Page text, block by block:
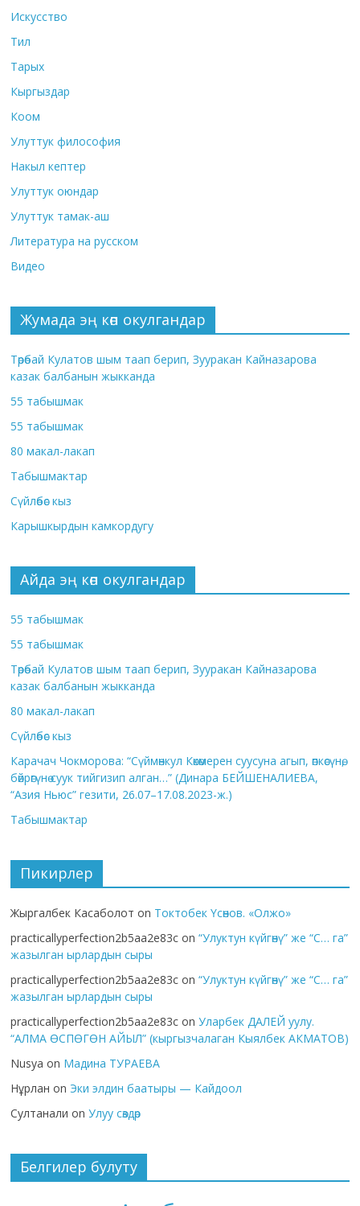
Искусство
Тил
Тарых
Кыргыздар
Коом
Улуттук философия
Накыл кептер
Улуттук оюндар
Улуттук тамак-аш
Литература на русском
Видео
Жумада эң көп окулгандар
Төрөбай Кулатов шым таап берип, Зууракан Кайназарова
казак балбанын жыкканда
55 табышмак
55 табышмак
80 макал-лакап
Табышмактар
Сүйлөбөс кыз
Карышкырдын камкордугу
Айда эң көп окулгандар
55 табышмак
55 табышмак
Төрөбай Кулатов шым таап берип, Зууракан Кайназарова
казак балбанын жыкканда
80 макал-лакап
Сүйлөбөс кыз
Карачач Чокморова: “Сүймөнкул Көкөмерен суусуна агып, өпкөсүнө,
бөйрөгүнө суук тийгизип алган…” (Динара БЕЙШЕНАЛИЕВА,
“Азия Ньюс” гезити, 26.07–17.08.2023-ж.)
Табышмактар
Пикирлер
Жыргалбек Касаболот on Токтобек Үсөнов. «Олжо»
practicallyperfection2b5aa2e83c on“Улуктун күйгөнү” же “С… га”
жазылган ырлардын сыры
practicallyperfection2b5aa2e83c on“Улуктун күйгөнү” же “С… га”
жазылган ырлардын сыры
practicallyperfection2b5aa2e83c onУларбек ДАЛЕЙ уулу.
“АЛМА ӨСПӨГӨН АЙЫЛ” (кыргызчалаган Кыялбек АКМАТОВ)
Nusya on Мадина ТУРАЕВА
Нұрлан on Эки элдин баатыры — Кайдоол
Султанали onУлуу сөздөр
Белгилер булуту